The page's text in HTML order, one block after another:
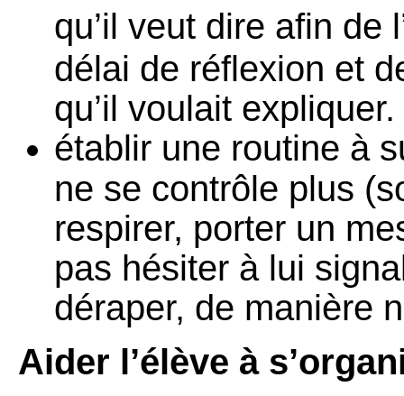
qu’il veut dire afin de
délai de réflexion et
qu’il voulait expliquer.
établir une routine à
ne se contrôle plus
respirer, porter un
pas hésiter à lui
déraper, de manière
Aider l’élève à